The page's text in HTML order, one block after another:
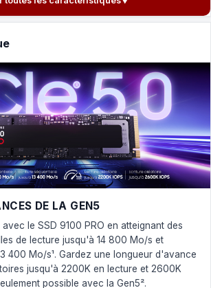
DE LA GEN5
le SSD 9100 PRO en atteignant des
de lecture jusqu'à 14 800 Mo/s et
400 Mo/s¹. Gardez une longueur d'avance
jusqu'à 2200K en lecture et 2600K
possible avec la Gen5².